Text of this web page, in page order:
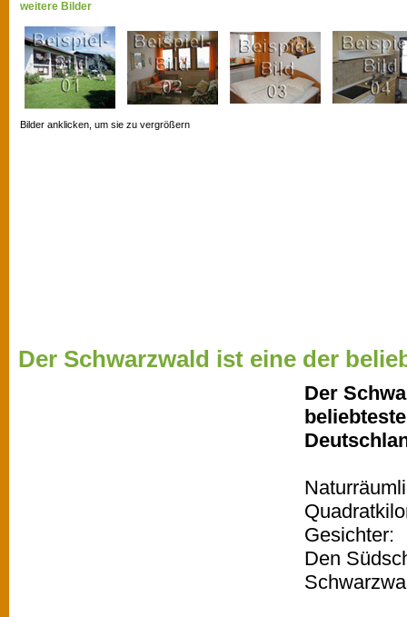
weitere Bilder
Bilder anklicken, um sie zu vergrößern
Der Schwarzwald ist eine der
Der
Gesichter:
Den